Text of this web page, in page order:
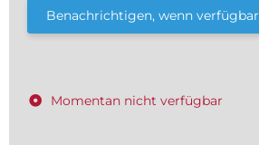
Benachrichtigen, wenn verfügbar
Momentan nicht verfügbar